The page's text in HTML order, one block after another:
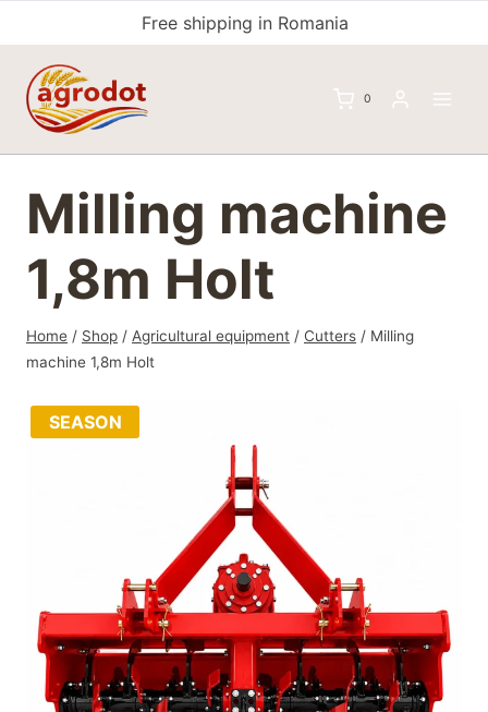
content
Free shipping in Romania
0
Milling machine
1,8m Holt
Home / Shop / Agricultural equipment / Cutters / Milling
machine 1,8m Holt
SEASON